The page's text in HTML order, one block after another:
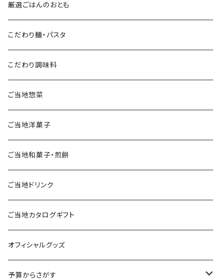
厳選ごはんのおとも
こだわり麺・パスタ
こだわり調味料
ご当地惣菜
ご当地洋菓子
ご当地和菓子・煎餅
ご当地ドリンク
ご当地カタログギフト
オフィシャルグッズ
予算からさがす